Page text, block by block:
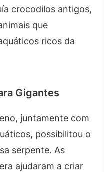
crocodilos antigos,
que
ricos da
Gigantes
juntamente com
possibilitou o
serpente. As
ajudaram a criar